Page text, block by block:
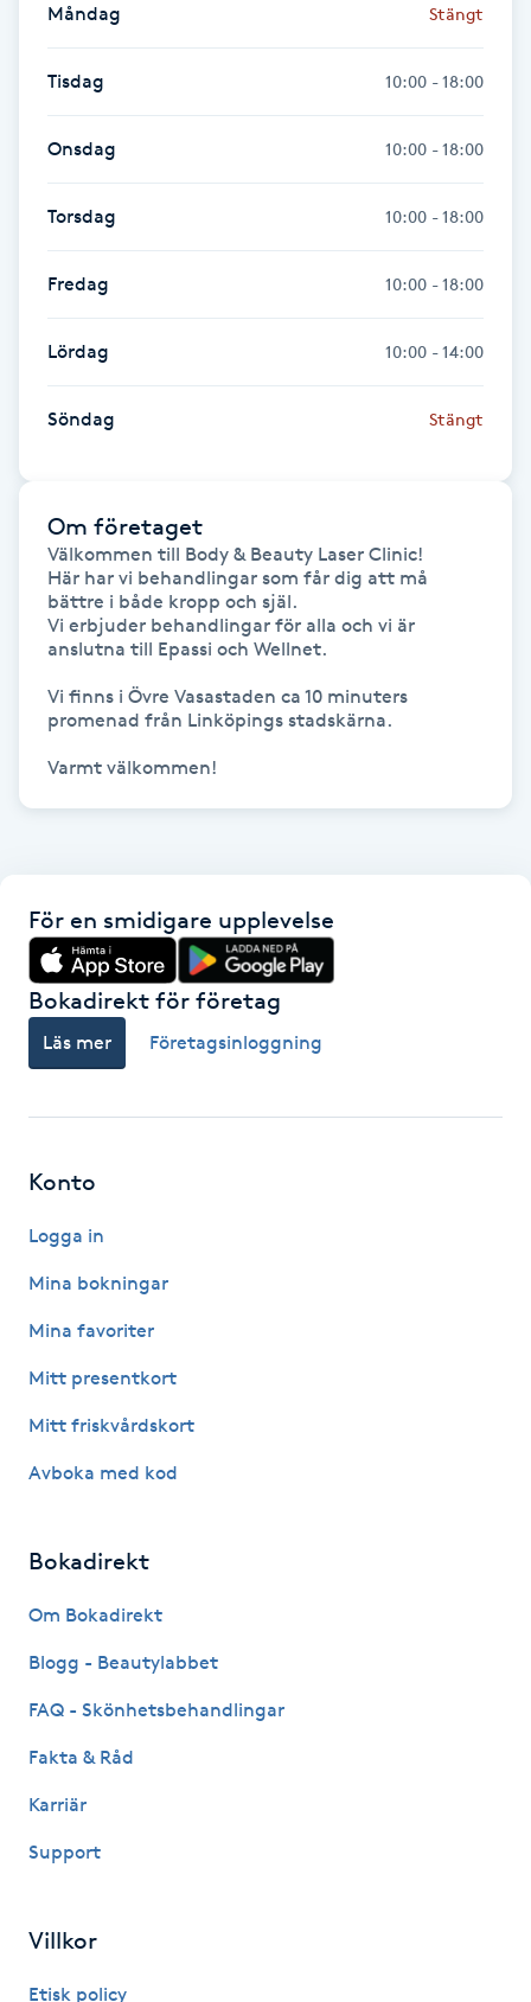
Hudföryngring
Huduppstramning
Hudvård
Hyaluronsyra
Hyperhidros
Hypnos
Hårborttagning
Hårbottenbehandling
Hårförlängning
Hårvård
Hälsa
I
IPL
IPL hårborttagning
IR-massage
K18
Kemisk peeling
Keratinbehandling
Kinesisk medicin
Klangmassage
Klippning
Måndag Stängt
Tisdag 10:00 - 18:00
Onsdag 10:00 - 18:00
Torsdag 10:00 - 18:00
Fredag 10:00 - 18:00
Lördag 10:00 - 14:00
Söndag Stängt
Om företaget
Välkommen till Body & Beauty Laser Clinic!
Här har vi behandlingar som får dig att må
bättre i både kropp och själ.
Vi erbjuder behandlingar för alla och vi är
anslutna till Epassi och Wellnet.
Vi finns i Övre Vasastaden ca 10 minuters
promenad från Linköpings stadskärna.
Varmt välkommen!
För en smidigare upplevelse
Bokadirekt för företag
Läs mer Företagsinloggning
Konto
Logga in
Mina bokningar
Mina favoriter
Mitt presentkort
Mitt friskvårdskort
Avboka med kod
Bokadirekt
Om Bokadirekt
Blogg - Beautylabbet
FAQ - Skönhetsbehandlingar
Fakta & Råd
Karriär
Support
Villkor
Etisk policy